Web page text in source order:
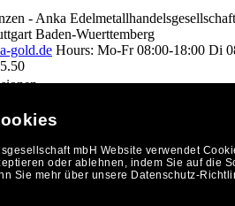
mbH Website verwendet
oder ablehnen, indem Sie auf die
Sie mehr über unsere Datenschutz-
- Anka
Baden-Wuerttemberg
gold.de Hours: Mo-Fr 08:00-18:00 Di
Anfahrtsplan nach
)
|KONTAKT